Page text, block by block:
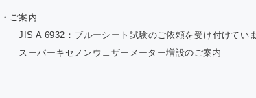
・ご案内
JIS A 6932：ブルーシート試験のご依頼を受け付けてい
スーパーキセノンウェザーメーター増設のご案内